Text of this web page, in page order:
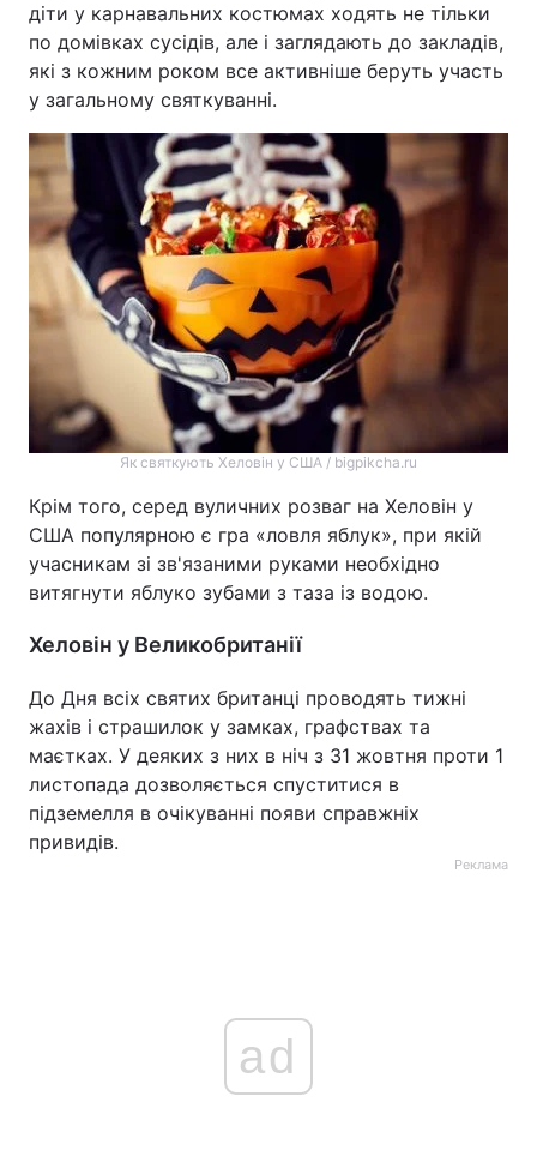
діти у карнавальних костюмах ходять не тільки
по домівках сусідів, але і заглядають до закладів,
які з кожним роком все активніше беруть участь
у загальному святкуванні.
Як святкують Хеловін у США / bigpikcha.ru
Крім того, серед вуличних розваг на Хеловін у
США популярною є гра «ловля яблук», при якій
учасникам зі зв'язаними руками необхідно
витягнути яблуко зубами з таза із водою.
Хеловін у Великобританії
До Дня всіх святих британці проводять тижні
жахів і страшилок у замках, графствах та
маєтках. У деяких з них в ніч з 31 жовтня проти 1
листопада дозволяється спуститися в
підземелля в очікуванні появи справжніх
привидів.
Реклама
ad